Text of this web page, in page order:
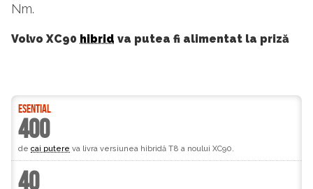
Nm.
Volvo XC90 hibrid va putea fi alimentat la priză
ESENTIAL
400
de cai putere va livra versiunea hibridă T8 a noului XC90.
40